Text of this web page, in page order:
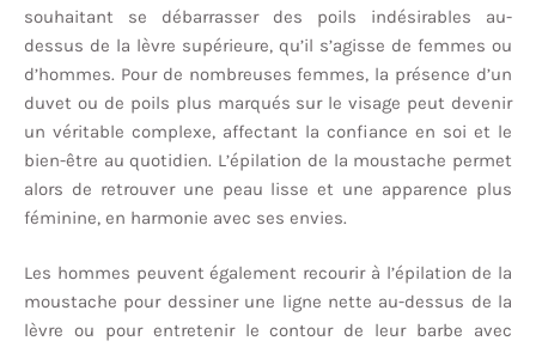
souhaitant se débarrasser des poils indésirables au-
dessus de la lèvre supérieure, qu’il s’agisse de femmes ou
d’hommes. Pour de nombreuses femmes, la présence d’un
duvet ou de poils plus marqués sur le visage peut devenir
un véritable complexe, affectant la confiance en soi et le
bien-être au quotidien. L’épilation de la moustache permet
alors de retrouver une peau lisse et une apparence plus
féminine, en harmonie avec ses envies.
Les hommes peuvent également recourir à l’épilation de la
moustache pour dessiner une ligne nette au-dessus de la
lèvre ou pour entretenir le contour de leur barbe avec